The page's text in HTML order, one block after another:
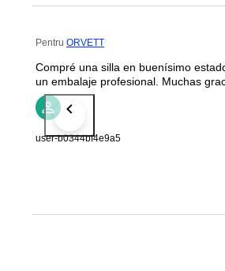
Pentru ORVETT
Compré una silla en buenísimo
un embalaje profesional. Muchas
user-b0344bf4e9a5